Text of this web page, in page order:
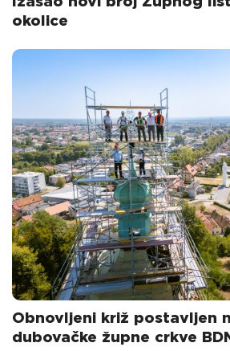
okolice
Obnovljeni križ postavljen
dubovačke župne crkve